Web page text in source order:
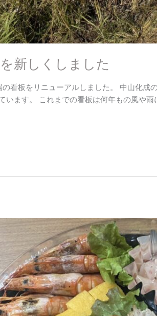
新しくしました
看板をリニューアルしました。 中山化成
います。 これまでの看板は何年もの風や